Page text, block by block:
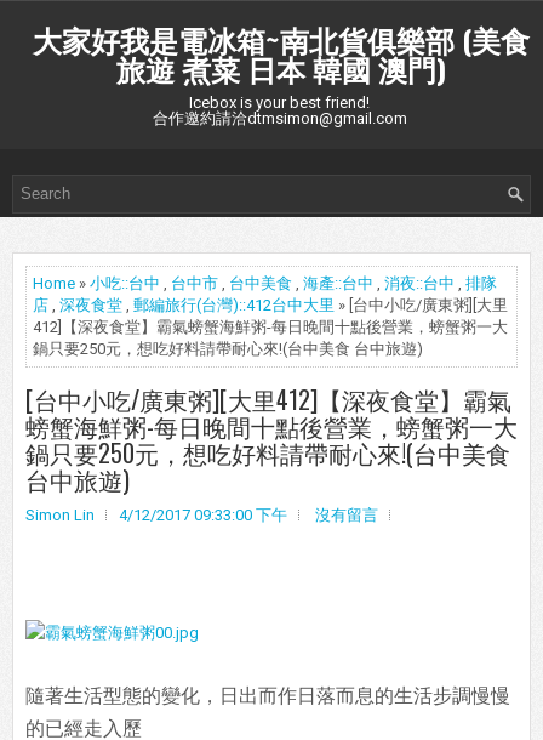
大家好我是電冰箱~南北貨俱樂部 (美食
旅遊 煮菜 日本 韓國 澳門)
Icebox is your best friend!
合作邀約請洽dtmsimon@gmail.com
Home » 小吃::台中 , 台中市 , 台中美食 , 海產::台中 , 消夜::台中 , 排隊
店 , 深夜食堂 , 郵編旅行(台灣)::412台中大里 » [台中小吃/廣東粥][大里
412]【深夜食堂】霸氣螃蟹海鮮粥-每日晚間十點後營業，螃蟹粥一大
鍋只要250元，想吃好料請帶耐心來!(台中美食 台中旅遊)
[台中小吃/廣東粥][大里412]【深夜食堂】霸氣
螃蟹海鮮粥-每日晚間十點後營業，螃蟹粥一大
鍋只要250元，想吃好料請帶耐心來!(台中美食
台中旅遊)
Simon Lin 4/12/2017 09:33:00 下午 沒有留言
隨著生活型態的變化，日出而作日落而息的生活步調慢慢
的已經走入歷